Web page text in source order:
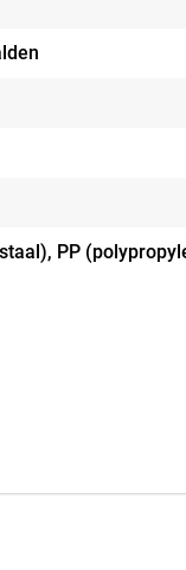
PP